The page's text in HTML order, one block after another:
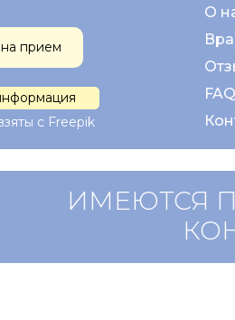
О
FAQ
прием
с Freepik
ИМЕЮТСЯ